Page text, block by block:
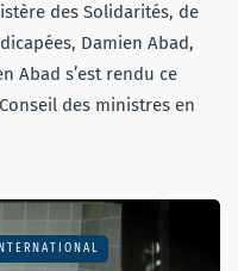
des Solidarités, de
Damien Abad,
Abad s’est rendu ce
des ministres en
INTERNATIONAL